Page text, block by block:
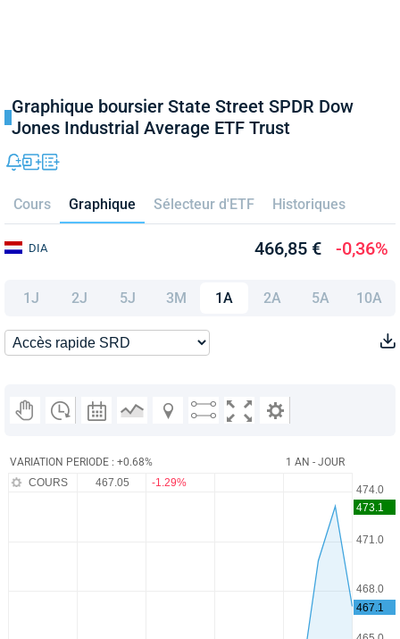
Graphique boursier State Street SPDR Dow
Jones Industrial Average ETF Trust
Cours Graphique Sélecteur d'ETF Historiques
DIA 466,85 € -0,36%
1J 2J 5J 3M 1A 2A 5A 10A
VARIATION PERIODE : +0.68% 1 AN - JOUR
COURS 467.05 -1.29%